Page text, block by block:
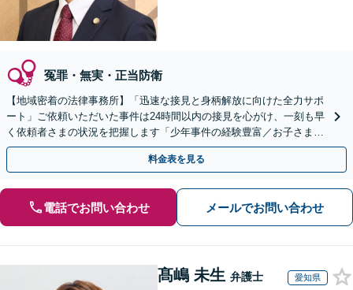
冤罪・無実・正当防衛
【地域密着の法律事務所】「迅速な接見と身柄解放に向けた全力サポ
ート」ご依頼いただいた事件は24時間以内の接見を心がけ、一刻も早
く依頼者さまの状況を把握します「少年事件の経験豊富／お子さまの
将来に不安を感じられている親御さまもぜひご相談を」
料金表を見る
電話でお問い合わせ メールでお問い合わせ
髙嶋 未生 弁護士 愛知県